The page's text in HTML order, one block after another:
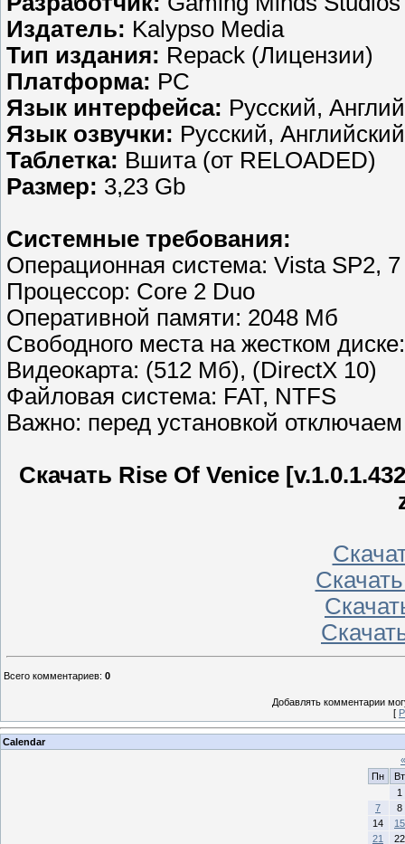
Издатель: Kalypso Media
Тип издания: Repack (Лицензии)
Платформа: PC
Язык интерфейса: Русский,
Язык озвучки: Русский, Английский
Таблетка: Вшита (от RELOADED)
Размер: 3,23 Gb
Системные требования:
Операционная система: Vista SP2,
Процессор: Core 2 Duo
Оперативной памяти: 2048 Мб
Свободного места на жестком
Видеокарта: (512 Мб), (DirectX 10)
Файловая система: FAT, NTFS
Важно: перед установкой
Скачать Rise Of Venice
Всего комментариев: 0
Добавлять комментарии
[
Calendar
«
Пн
Вт
1
7
8
14
15
21
22